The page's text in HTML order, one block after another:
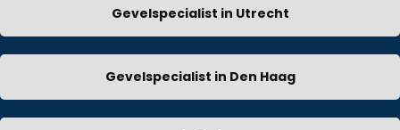
Gevelspecialist in Utrecht
Gevelspecialist in Den Haag